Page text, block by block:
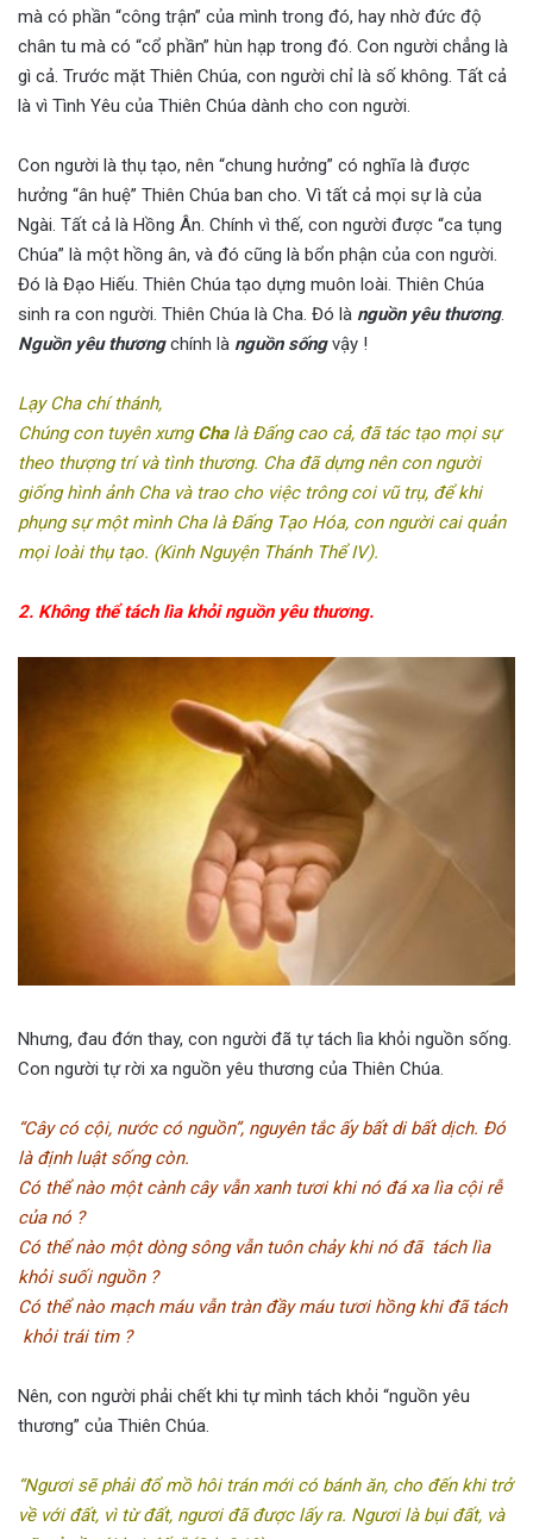
mà có phần “công trận” của mình trong đó, hay nhờ đức độ
chân tu mà có “cổ phần” hùn hạp trong đó. Con người chẳng là
gì cả. Trước mặt Thiên Chúa, con người chỉ là số không. Tất cả
là vì Tình Yêu của Thiên Chúa dành cho con người.
Con người là thụ tạo, nên “chung hưởng” có nghĩa là được
hưởng “ân huệ” Thiên Chúa ban cho. Vì tất cả mọi sự là của
Ngài. Tất cả là Hồng Ân. Chính vì thế, con người được “ca tụng
Chúa” là một hồng ân, và đó cũng là bổn phận của con người.
Đó là Đạo Hiếu. Thiên Chúa tạo dựng muôn loài. Thiên Chúa
sinh ra con người. Thiên Chúa là Cha. Đó là nguồn yêu thương.
Nguồn yêu thươngchính là nguồn sốngvậy !
Lạy Cha chí thánh,
Chúng con tuyên xưngChalà Đấng cao cả, đã tác tạo mọi sự
theo thượng trí và tình thương. Cha đã dựng nên con người
giống hình ảnh Cha và trao cho việc trông coi vũ trụ, để khi
phụng sự một mình Cha là Đấng Tạo Hóa, con người cai quản
mọi loài thụ tạo. (Kinh Nguyện Thánh Thể IV).
2. Không thể tách lìa khỏi nguồn yêu thương.
Nhưng, đau đớn thay, con người đã tự tách lìa khỏi nguồn sống.
Con người tự rời xa nguồn yêu thương của Thiên Chúa.
“Cây có cội, nước có nguồn”, nguyên tắc ấy bất di bất dịch. Đó
là định luật sống còn.
Có thể nào một cành cây vẫn xanh tươi khi nó đá xa lìa cội rễ
của nó ?
Có thể nào một dòng sông vẫn tuôn chảy khi nó đã tách lìa
khỏi suối nguồn ?
Có thể nào mạch máu vẫn tràn đầy máu tươi hồng khi đã tách
khỏi trái tim ?
Nên, con người phải chết khi tự mình tách khỏi “nguồn yêu
thương” của Thiên Chúa.
“Ngươi sẽ phải đổ mồ hôi trán mới có bánh ăn, cho đến khi trở
về với đất, vì từ đất, ngươi đã được lấy ra. Ngươi là bụi đất, và